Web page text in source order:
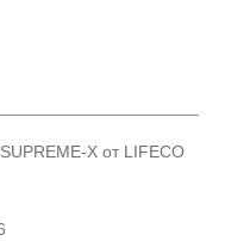
X от LIFECO